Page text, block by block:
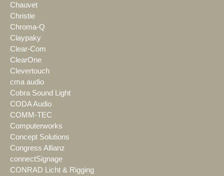
Chauvet
Christie
Chroma-Q
Claypaky
Clear-Com
ClearOne
Clevertouch
cma audio
Cobra Sound Light
CODA Audio
COMM-TEC
Computerworks
Concept Solutions
Congress Allianz
connectSignage
CONRAD Licht & Rigging